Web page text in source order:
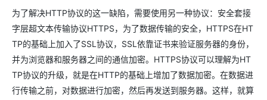
为了解决HTTP协议的这一缺陷，需要使用另一种协议：安全套接
字层超文本传输协议HTTPS，为了数据传输的安全，HTTPS在HT
TP的基础上加入了SSL协议，SSL依靠证书来验证服务器的身份，
并为浏览器和服务器之间的通信加密。HTTPS协议可以理解为HT
TP协议的升级，就是在HTTP的基础上增加了数据加密。在数据进
行传输之前，对数据进行加密，然后再发送到服务器。这样，就算